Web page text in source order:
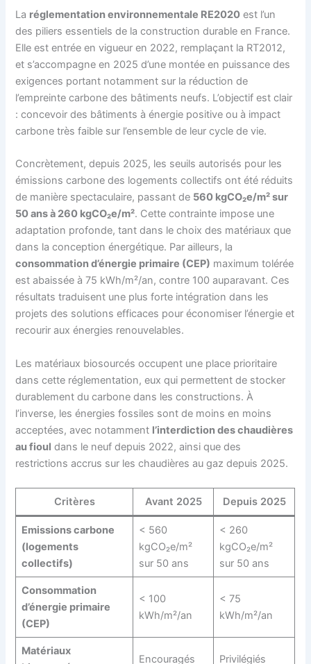
La réglementation environnementale RE2020 est l’un
des piliers essentiels de la construction durable en France.
Elle est entrée en vigueur en 2022, remplaçant la RT2012,
et s’accompagne en 2025 d’une montée en puissance des
exigences portant notamment sur la réduction de
l’empreinte carbone des bâtiments neufs. L’objectif est clair
: concevoir des bâtiments à énergie positive ou à impact
carbone très faible sur l’ensemble de leur cycle de vie.
Concrètement, depuis 2025, les seuils autorisés pour les
émissions carbone des logements collectifs ont été réduits
de manière spectaculaire, passant de 560 kgCO₂e/m² sur
50 ans à 260 kgCO₂e/m². Cette contrainte impose une
adaptation profonde, tant dans le choix des matériaux que
dans la conception énergétique. Par ailleurs, la
consommation d’énergie primaire (CEP) maximum tolérée
est abaissée à 75 kWh/m²/an, contre 100 auparavant. Ces
résultats traduisent une plus forte intégration dans les
projets des solutions efficaces pour économiser l’énergie et
recourir aux énergies renouvelables.
Les matériaux biosourcés occupent une place prioritaire
dans cette réglementation, eux qui permettent de stocker
durablement du carbone dans les constructions. À
l’inverse, les énergies fossiles sont de moins en moins
acceptées, avec notamment l’interdiction des chaudières
au fioul dans le neuf depuis 2022, ainsi que des
restrictions accrus sur les chaudières au gaz depuis 2025.
Critères Avant 2025 Depuis 2025
Emissions carbone
(logements
collectifs)
< 560
kgCO₂e/m²
sur 50 ans
< 260
kgCO₂e/m²
sur 50 ans
Consommation
d’énergie primaire
(CEP)
< 100
kWh/m²/an
< 75
kWh/m²/an
Matériaux
Encouragés Privilégiés